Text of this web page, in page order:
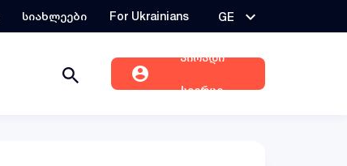
სიახლეები For Ukrainians GE
პირადი
სივრცე